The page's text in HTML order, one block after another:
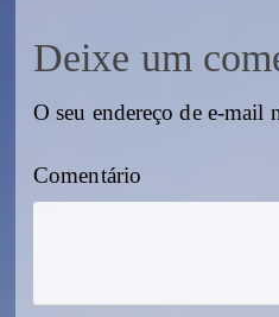
Deixe um
O seu endereço de e-mail
Comentário